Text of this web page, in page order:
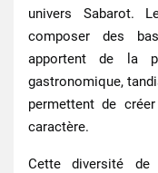
univers Sabarot.
composer des
apportent de la
gastronomique,
permettent de
caractère.
Cette diversité de